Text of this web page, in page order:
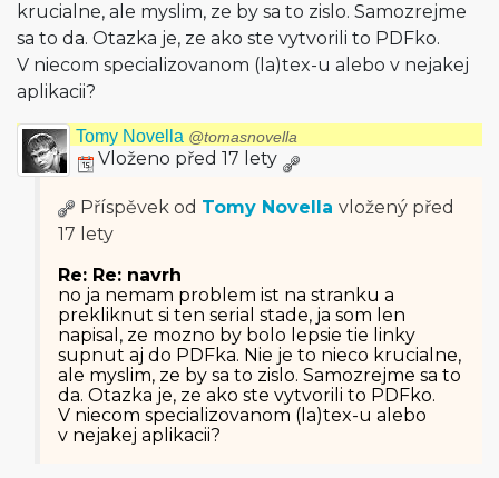
krucialne, ale myslim, ze by sa to zislo. Samozrejme
sa to da. Otazka je, ze ako ste vytvorili to PDFko.
V niecom specializovanom (la)tex-u alebo v nejakej
aplikacii?
Tomy Novella @tomasnovella
Vloženo před 17 lety
Příspěvek od Tomy Novella vložený před
17 lety
Re: Re: navrh
no ja nemam problem ist na stranku a
prekliknut si ten serial stade, ja som len
napisal, ze mozno by bolo lepsie tie linky
supnut aj do PDFka. Nie je to nieco krucialne,
ale myslim, ze by sa to zislo. Samozrejme sa to
da. Otazka je, ze ako ste vytvorili to PDFko.
V niecom specializovanom (la)tex-u alebo
v nejakej aplikacii?